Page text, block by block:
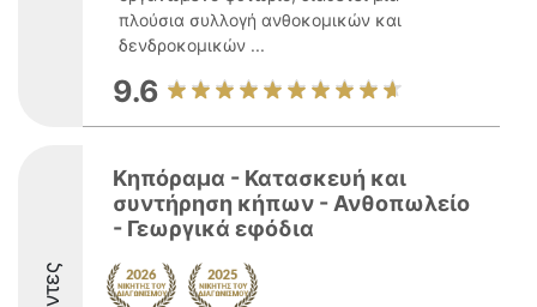
πλούσια συλλογή ανθοκομικών και
δενδροκομικών ...
9.6
Κηπόραμα - Κατασκευή και
συντήρηση κήπων - Ανθοπωλείο
- Γεωργικά εφόδια